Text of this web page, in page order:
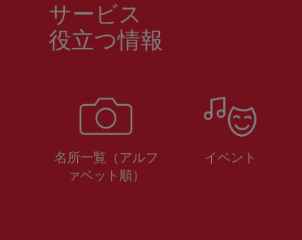
サービス
役立つ情報
名所一覧（アルフ
ァベット順）
イベント